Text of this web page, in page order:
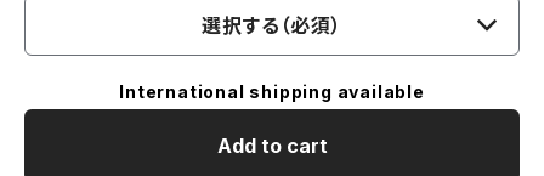
選択する（必須）
International shipping available
Add to cart